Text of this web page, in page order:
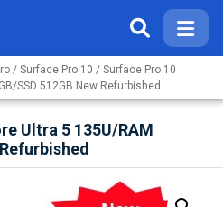
/ Surface Pro 10 / Surface Pro 10
SSD 512GB New Refurbished
Ultra 5 135U/RAM